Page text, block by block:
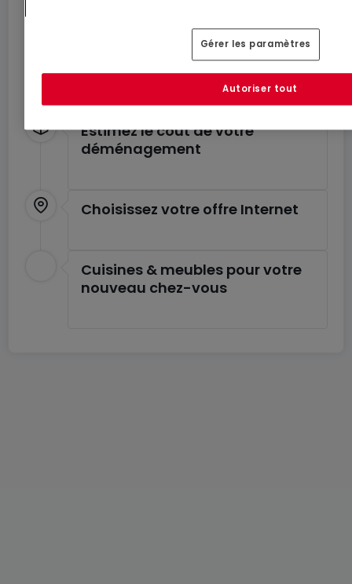
Déménagez en toute
Profitez de ces services pour un déménagement
Estimez le coût de votre
déménagement
Choisissez votre offre Internet
Cuisines & meubles pour votre
nouveau chez-vous
Gérer les paramètres
Autoriser tout